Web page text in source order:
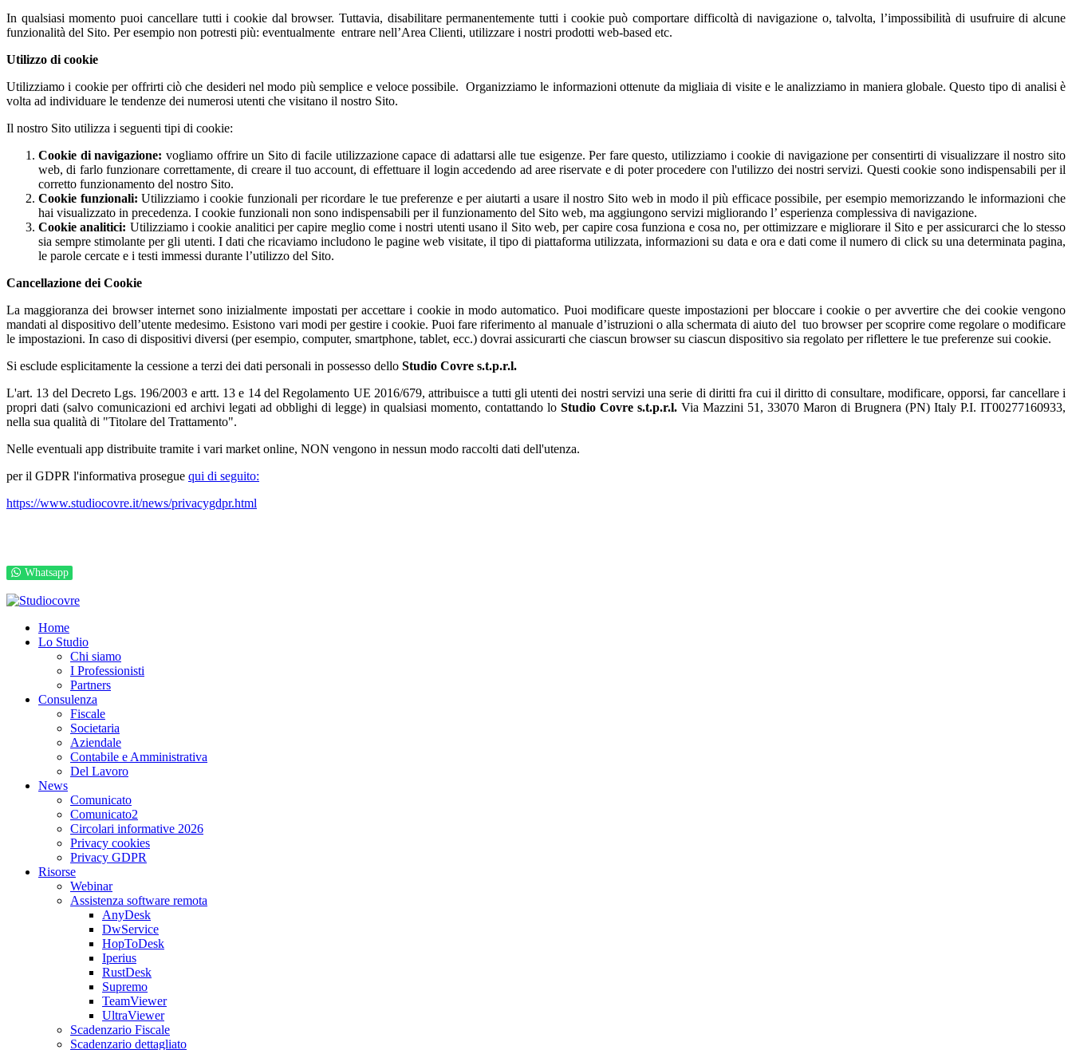
In qualsiasi momento puoi cancellare tutti i cookie dal browser. Tuttavia, disabilitare permanentemente tutti i cookie può comportare difficoltà di navigazione o, talvolta, l’impossibilità di usufruire di alcune
funzionalità del Sito. Per esempio non potresti più: eventualmente entrare nell’Area Clienti, utilizzare i nostri prodotti web-based etc.
Utilizzo di cookie
Utilizziamo i cookie per offrirti ciò che desideri nel modo più semplice e veloce possibile. Organizziamo le informazioni ottenute da migliaia di visite e le analizziamo in maniera globale. Questo tipo di analisi è
volta ad individuare le tendenze dei numerosi utenti che visitano il nostro Sito.
Il nostro Sito utilizza i seguenti tipi di cookie:
Cookie di navigazione: vogliamo offrire un Sito di facile utilizzazione capace di adattarsi alle tue esigenze. Per fare questo, utilizziamo i cookie di navigazione per consentirti di visualizzare il nostro sito
web, di farlo funzionare correttamente, di creare il tuo account, di effettuare il login accedendo ad aree riservate e di poter procedere con l'utilizzo dei nostri servizi. Questi cookie sono indispensabili per il
corretto funzionamento del nostro Sito.
Cookie funzionali:Utilizziamo i cookie funzionali per ricordare le tue preferenze e per aiutarti a usare il nostro Sito web in modo il più efficace possibile, per esempio memorizzando le informazioni che
hai visualizzato in precedenza. I cookie funzionali non sono indispensabili per il funzionamento del Sito web, ma aggiungono servizi migliorando l’ esperienza complessiva di navigazione.
Cookie analitici: Utilizziamo i cookie analitici per capire meglio come i nostri utenti usano il Sito web, per capire cosa funziona e cosa no, per ottimizzare e migliorare il Sito e per assicurarci che lo stesso
sia sempre stimolante per gli utenti. I dati che ricaviamo includono le pagine web visitate, il tipo di piattaforma utilizzata, informazioni su data e ora e dati come il numero di click su una determinata pagina,
le parole cercate e i testi immessi durante l’utilizzo del Sito.
Cancellazione dei Cookie
La maggioranza dei browser internet sono inizialmente impostati per accettare i cookie in modo automatico. Puoi modificare queste impostazioni per bloccare i cookie o per avvertire che dei cookie vengono
mandati al dispositivo dell’utente medesimo. Esistono vari modi per gestire i cookie. Puoi fare riferimento al manuale d’istruzioni o alla schermata di aiuto del tuo browser per scoprire come regolare o modificare
le impostazioni. In caso di dispositivi diversi (per esempio, computer, smartphone, tablet, ecc.) dovrai assicurarti che ciascun browser su ciascun dispositivo sia regolato per riflettere le tue preferenze sui cookie.
Si esclude esplicitamente la cessione a terzi dei dati personali in possesso dello Studio Covre s.t.p.r.l.
L'art. 13 del Decreto Lgs. 196/2003 e artt. 13 e 14 del Regolamento UE 2016/679, attribuisce a tutti gli utenti dei nostri servizi una serie di diritti fra cui il diritto di consultare, modificare, opporsi, far cancellare i
propri dati (salvo comunicazioni ed archivi legati ad obblighi di legge) in qualsiasi momento, contattando lo Studio Covre s.t.p.r.l. Via Mazzini 51, 33070 Maron di Brugnera (PN) Italy P.I. IT00277160933,
nella sua qualità di "Titolare del Trattamento".
Nelle eventuali app distribuite tramite i vari market online, NON vengono in nessun modo raccolti dati dell'utenza.
per il GDPR l'informativa prosegue qui di seguito:
https://www.studiocovre.it/news/privacygdpr.html
Whatsapp
Home
Lo Studio
Chi siamo
I Professionisti
Partners
Consulenza
Fiscale
Societaria
Aziendale
Contabile e Amministrativa
Del Lavoro
News
Comunicato
Comunicato2
Circolari informative 2026
Privacy cookies
Privacy GDPR
Risorse
Webinar
Assistenza software remota
AnyDesk
DwService
HopToDesk
Iperius
RustDesk
Supremo
TeamViewer
UltraViewer
Scadenzario Fiscale
Scadenzario dettagliato